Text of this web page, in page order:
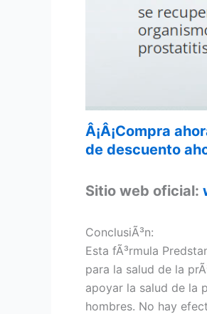
Â¡Â¡Compra
de descuento
Sitio web oficial:
ConclusiÃ³n:
Esta fÃ³rmula
para la salud de la
apoyar la salud de la
hombres. No hay